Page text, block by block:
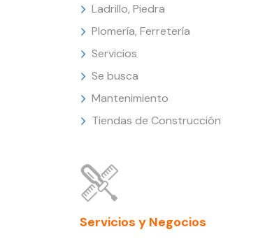
Ladrillo, Piedra
Plomería, Ferretería
Servicios
Se busca
Mantenimiento
Tiendas de Construcción
Servicios y Negocios